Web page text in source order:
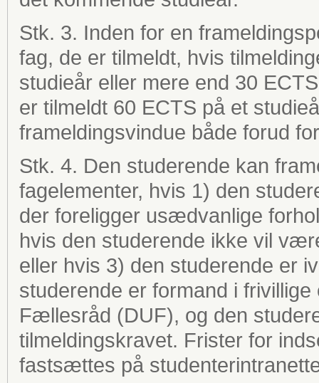
Stk. 3. Inden for en
fag, de er tilmeldt, hvis
studieår eller mere end 30
er tilmeldt 60 ECTS på et
frameldingsvindue både forud
Stk. 4. Den studerende kan
fagelementer, hvis 1) den
der foreligger usædvanlige
hvis den studerende ikke vil
eller hvis 3) den studerende er
studerende er formand i
Fællesråd (DUF), og den
tilmeldingskravet. Frister for
fastsættes på